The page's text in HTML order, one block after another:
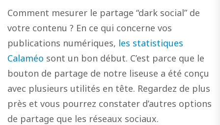
Comment mesurer le partage “dark social” de
votre contenu ? En ce qui concerne vos
publications numériques, les statistiques
Calaméo sont un bon début. C’est parce que le
bouton de partage de notre liseuse a été conçu
avec plusieurs utilités en tête. Regardez de plus
près et vous pourrez constater d’autres options
de partage que les réseaux sociaux.